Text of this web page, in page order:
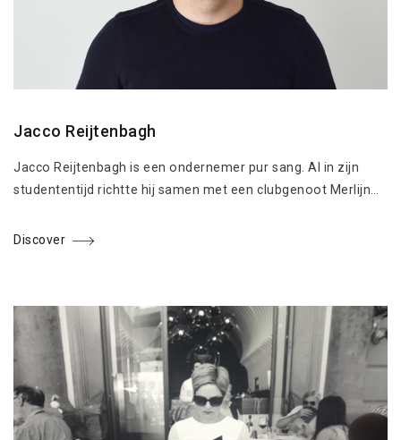
Jacco Reijtenbagh
Jacco Reijtenbagh is een ondernemer pur sang. Al in zijn
studententijd richtte hij samen met een clubgenoot Merlijn…
Discover